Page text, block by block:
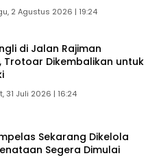
2 Agustus 2026 | 19:24
di Jalan Rajiman
Trotoar Dikembalikan untuk
31 Juli 2026 | 16:24
Sekarang Dikelola
Segera Dimulai